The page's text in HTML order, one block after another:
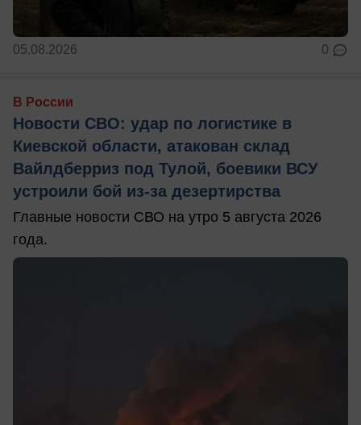
05.08.2026 0
В России
Новости СВО: удар по логистике в
Киевской области, атакован склад
Вайлдберриз под Тулой, боевики ВСУ
устроили бой из-за дезертирства
Главные новости СВО на утро 5 августа 2026
года.